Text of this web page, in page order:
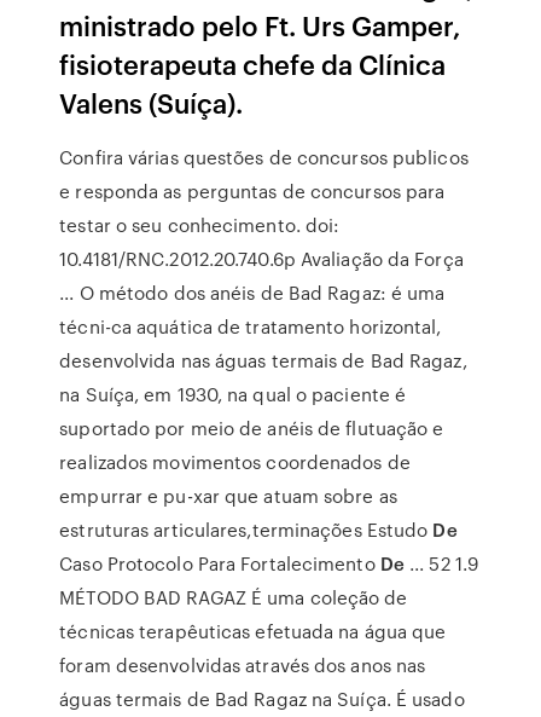
ministrado pelo Ft. Urs Gamper,
fisioterapeuta chefe da Clínica
Valens (Suíça).
Confira várias questões de concursos publicos
e responda as perguntas de concursos para
testar o seu conhecimento. doi:
10.4181/RNC.2012.20.740.6p Avaliação da Força
... O método dos anéis de Bad Ragaz: é uma
técni-ca aquática de tratamento horizontal,
desenvolvida nas águas termais de Bad Ragaz,
na Suíça, em 1930, na qual o paciente é
suportado por meio de anéis de flutuação e
realizados movimentos coordenados de
empurrar e pu-xar que atuam sobre as
estruturas articulares,terminações Estudo De
Caso Protocolo Para Fortalecimento De... 52 1.9
MÉTODO BAD RAGAZ É uma coleção de
técnicas terapêuticas efetuada na água que
foram desenvolvidas através dos anos nas
águas termais de Bad Ragaz na Suíça. É usado